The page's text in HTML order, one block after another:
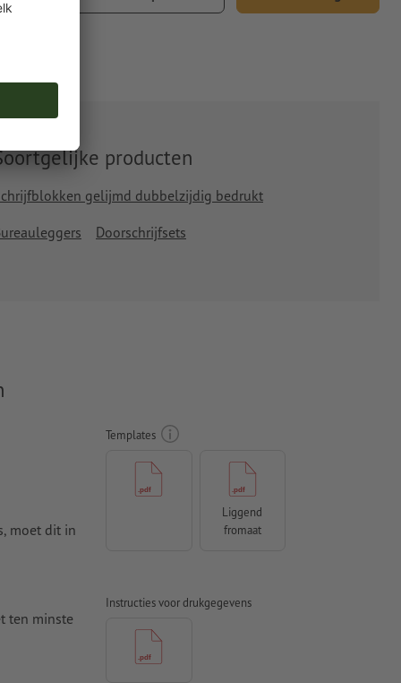
btw
producten
gelijmd dubbelzijdig bedrukt
Doorschrijfsets
moet dit in
ten minste
Templates
Liggend
fromaat
Instructies voor drukgegevens